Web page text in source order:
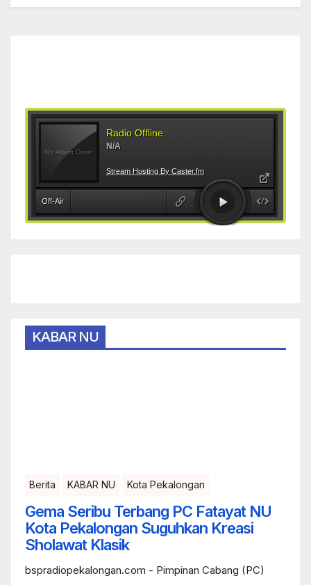
KABAR NU
Berita KABAR NU Kota Pekalongan
Gema Seribu Terbang PC Fatayat NU
Kota Pekalongan Suguhkan Kreasi
Sholawat Klasik
bspradiopekalongan.com - Pimpinan Cabang (PC)